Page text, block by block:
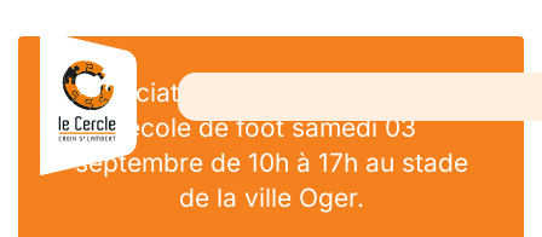
Association le Cercle, inscription
école de foot samedi 03
septembre de 10h à 17h au stade
de la ville Oger.